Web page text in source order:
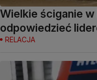
Wielkie ściganie
odpowiedzieć
RELACJA